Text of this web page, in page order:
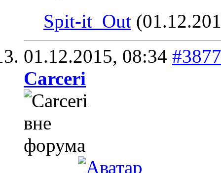
Spit-it_Out
01.12.2015, 08:34 #3877
Carceri